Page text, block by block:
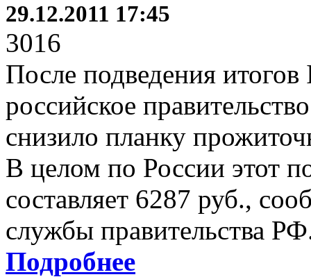
29.12.2011 17:45
3016
После подведения итогов
российское
снизило планку
В целом по России этот
составляет 6287 руб.,
службы правительства
Подробнее